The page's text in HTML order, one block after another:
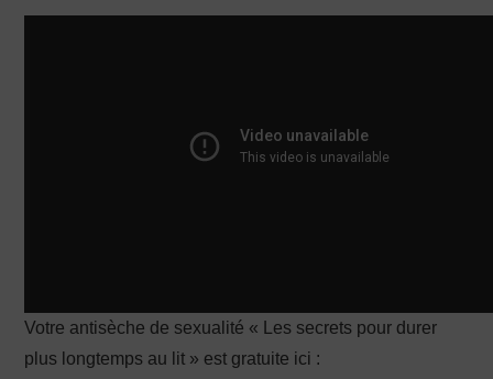
Votre antisèche de sexualité « Les secrets pour durer
plus longtemps au lit » est gratuite ici :